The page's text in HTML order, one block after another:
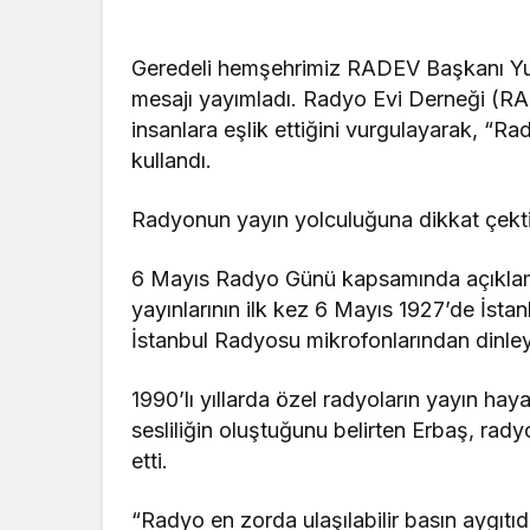
Geredeli hemşehrimiz RADEV Başkanı
mesajı yayımladı. Radyo Evi Derneği
insanlara eşlik ettiğini vurgulayarak,
kullandı.
Radyonun yayın yolculuğuna dikkat
6 Mayıs Radyo Günü kapsamında
yayınlarının ilk kez 6 Mayıs 1927’de
İstanbul Radyosu mikrofonlarından
1990’lı yıllarda özel radyoların yayın
sesliliğin oluştuğunu belirten Erbaş,
etti.
“Radyo en zorda ulaşılabilir basın